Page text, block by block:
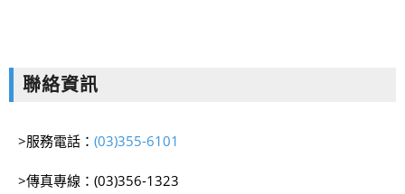
聯絡資訊
>服務電話： (03)355-6101
>傳真專線：(03)356-1323